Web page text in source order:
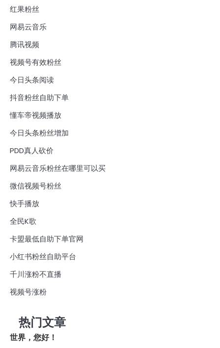
红果粉丝
网易云音乐
腾讯视频
视频号有效粉丝
今日头条阅读
抖音粉丝自助下单
懂车帝视频播放
今日头条粉丝增加
PDD真人砍价
网易云音乐粉丝在哪里可以买
微信视频号粉丝
快手播放
全民K歌
卡盟最低自助下单官网
小红书粉丝自助平台
千川涨粉不直播
视频号涨粉
热门文章
世界，您好！